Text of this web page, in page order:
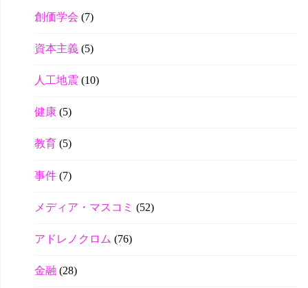
創価学会 (7)
資本主義(5)
人工地震 (10)
健康(5)
教育 (5)
事件(7)
メディア・マスコミ (52)
アドレノクロム (76)
金融 (28)